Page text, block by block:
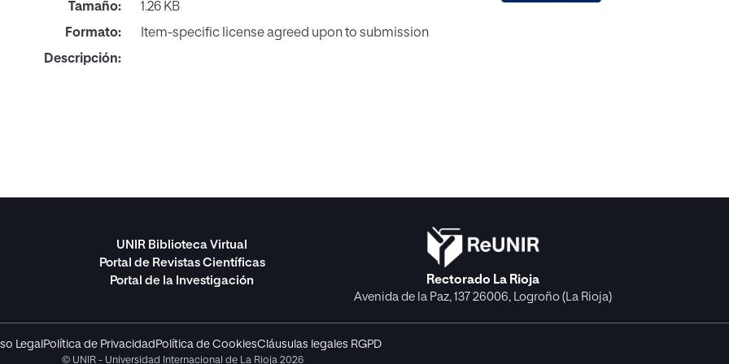
Tamaño:
1.26 KB
Formato:
Item-specific license agreed upon to submission
Descripción:
UNIR Biblioteca Virtual
Portal de Revistas Científicas
Portal de la Investigación
Rectorado La Rioja
Avenida de la Paz, 137 26006, Logroño (La Rioja)
Legal Política de Privacidad Política de CookiesCláusulas legales RGPD
© UNIR - Universidad Internacional de La Rioja 2026